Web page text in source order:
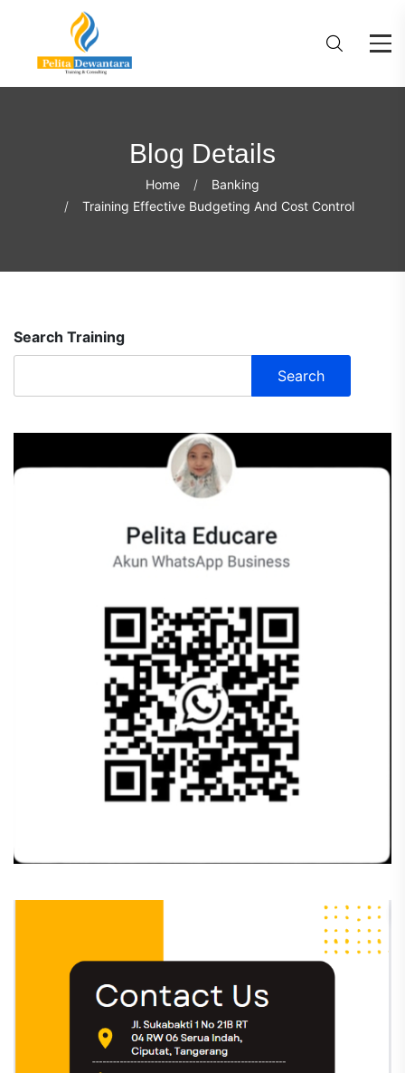
Blog Details
Home
Banking
Training Effective Budgeting And Cost Control
Search Training
Search